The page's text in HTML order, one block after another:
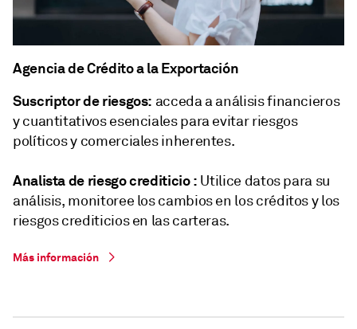
Agencia de Crédito a la Exportación
Suscriptor de riesgos: acceda a análisis financieros
y cuantitativos esenciales para evitar riesgos
políticos y comerciales inherentes.
Analista de riesgo crediticio : Utilice datos para su
análisis, monitoree los cambios en los créditos y los
riesgos crediticios en las carteras.
Más información